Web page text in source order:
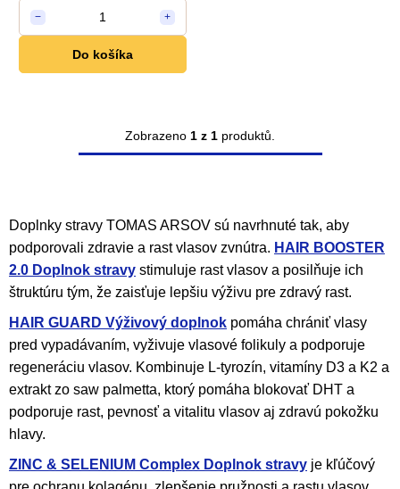
u
k
− 1 +
Do košíka
l
á
d
a
c
i
e
p
r
k
Zobrazeno 1 z 1 produktů.
Doplnky stravy TOMAS ARSOV sú navrhnuté tak, aby
podporovali zdravie a rast vlasov zvnútra. HAIR BOOSTER
2.0 Doplnok stravy stimuluje rast vlasov a posilňuje ich
štruktúru tým, že zaisťuje lepšiu výživu pre zdravý rast.
HAIR GUARD Výživový doplnok pomáha chrániť vlasy
pred vypadávaním, vyživuje vlasové folikuly a podporuje
regeneráciu vlasov. Kombinuje L-tyrozín, vitamíny D3 a K2 a
extrakt zo saw palmetta, ktorý pomáha blokovať DHT a
podporuje rast, pevnosť a vitalitu vlasov aj zdravú pokožku
hlavy.
ZINC & SELENIUM Complex Doplnok stravy je kľúčový